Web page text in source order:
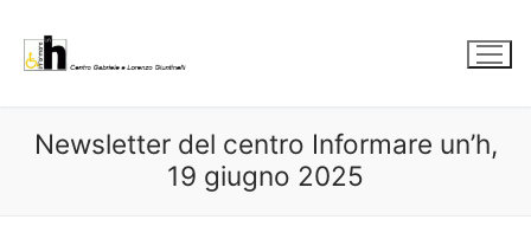
contenuto
Newsletter del centro Informare un’h,
19 giugno 2025